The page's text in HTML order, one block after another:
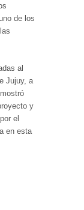
de los
al
Jujuy, a
y
el
en esta